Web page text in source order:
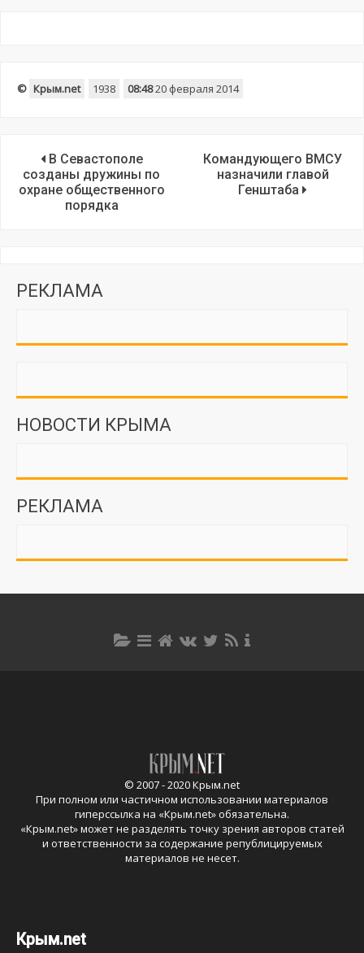
© Крым.net 1938 08:4820 февраля 2014
В Севастополе
созданы дружины по
охране общественного
порядка
Командующего ВМСУ
назначили главой
Генштаба
РЕКЛАМА
НОВОСТИ КРЫМА
РЕКЛАМА
© 2007 - 2020 Крым.net
При полном или частичном использовании материалов
гиперссылка на «Крым.net» обязательна.
«Крым.net» может не разделять точку зрения авторов статей
и ответственности за содержание републицируемых
материалов не несет.
Крым.net